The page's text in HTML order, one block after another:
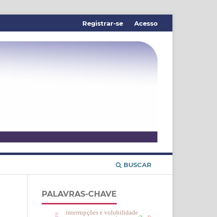
BUSCAR
Registrar-se Acesso
PALAVRAS-CHAVE
interrupções e volubilidade